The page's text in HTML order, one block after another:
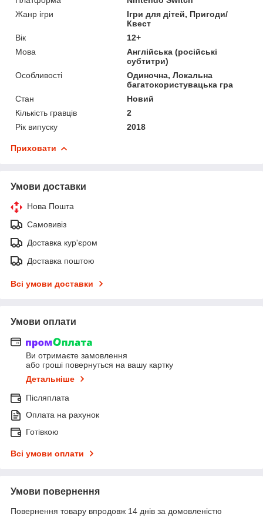
Жанр ігри
Ігри для дітей, Пригоди/
Квест
Вік
12+
Мова
Англійська (російські
субтитри)
Особливості
Одиночна, Локальна
багатокористувацька гра
Стан
Новий
Кількість гравців
2
Рік випуску
2018
Приховати
Умови доставки
Нова Пошта
Самовивіз
Доставка кур'єром
Доставка поштою
Всі умови доставки
Умови оплати
Ви отримаєте замовлення
або гроші повернуться на вашу картку
Детальніше
Післяплата
Оплата на рахунок
Готівкою
Всі умови оплати
Умови повернення
Повернення товару впродовж 14 днів за домовленістю